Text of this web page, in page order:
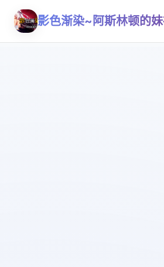
影色渐染~阿斯林顿的